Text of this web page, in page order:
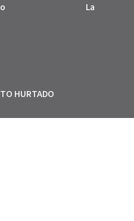
Hurtado La
HURTADO